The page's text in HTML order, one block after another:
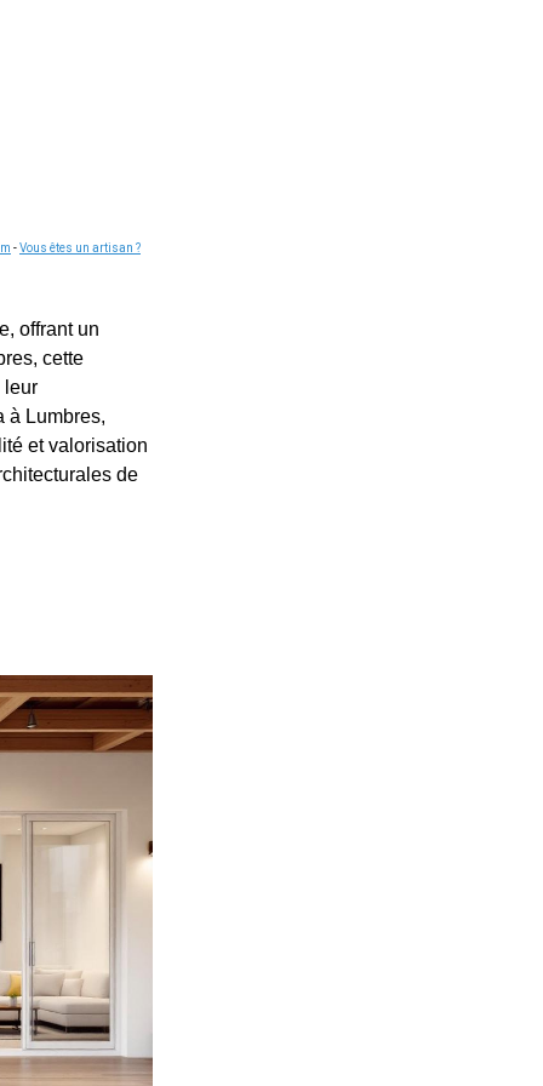
-Vous êtes un artisan ?
offrant un
cette
leur
à Lumbres,
et valorisation
de